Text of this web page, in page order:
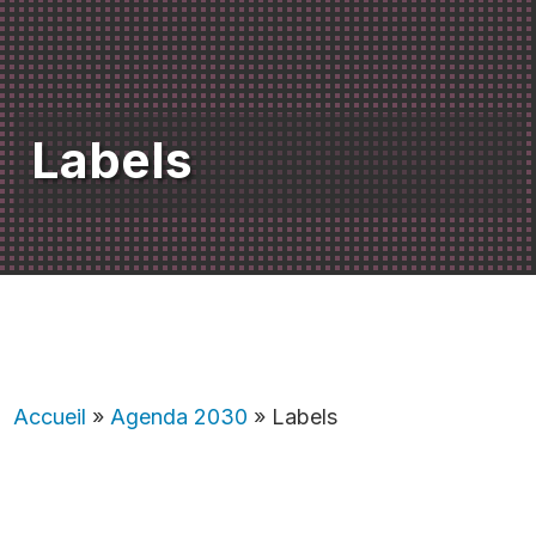
Labels
Accueil » Agenda 2030 » Labels